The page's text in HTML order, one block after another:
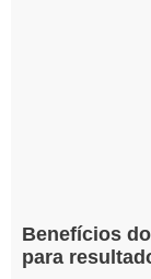
Benefícios
para